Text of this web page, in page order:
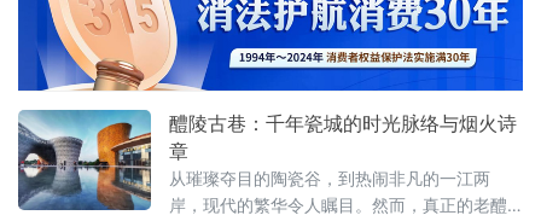
署，将水库移民安置的后扶政策与县域产业升
级深度融合，探索出一条具有边境特色的移民
致富路径。
醴陵古巷：千年瓷城的时光脉络与烟火诗
章
从璀璨夺目的陶瓷谷，到热闹非凡的一江两
岸，现代的繁华令人瞩目。然而，真正的老醴